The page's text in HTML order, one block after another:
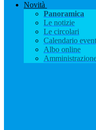
Novità
Panoramica
Le notizie
Le circolari
Calendario
Albo online